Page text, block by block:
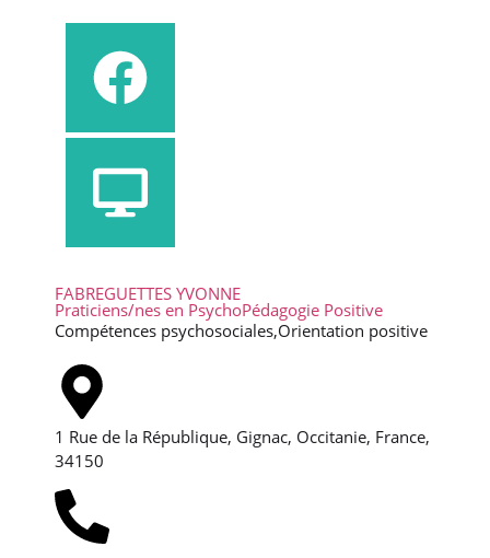
FABREGUETTES YVONNE
Praticiens/nes en PsychoPédagogie Positive
Compétences psychosociales,Orientation positive
1 Rue de la République, Gignac, Occitanie, France,
34150